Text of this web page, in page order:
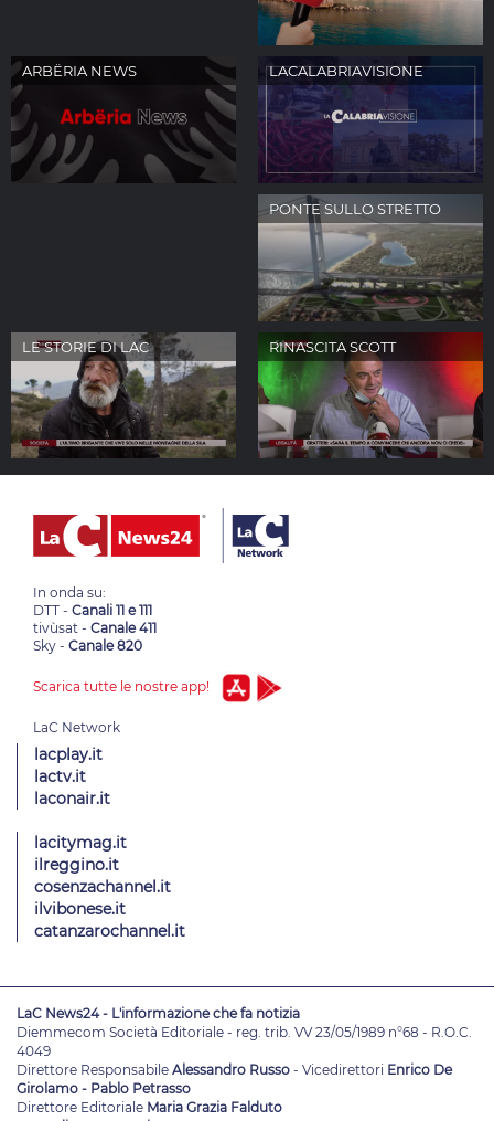
ARBËRIA NEWS LACALABRIAVISIONE
PONTE SULLO STRETTO
LE STORIE DI LAC RINASCITA SCOTT
In onda su:
DTT - Canali 11 e 111
tivùsat - Canale 411
Sky - Canale 820
Scarica tutte le nostre app!
lacplay.it
lactv.it
laconair.it
lacitymag.it
ilreggino.it
cosenzachannel.it
ilvibonese.it
catanzarochannel.it
LaC News24 - L'informazione che fa notizia
Diemmecom Società Editoriale - reg. trib. VV 23/05/1989 n°68 - R.O.C.
4049
Direttore Responsabile Alessandro Russo - Vicedirettori Enrico De
Girolamo - Pablo Petrasso
Direttore Editoriale Maria Grazia Falduto